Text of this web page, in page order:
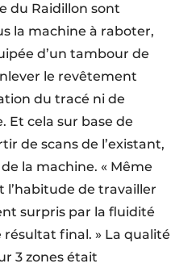
du Raidillon sont
la machine à raboter,
d’un tambour de
le revêtement
du tracé ni de
Et cela sur base de
de scans de l’existant,
la machine. « Même
l’habitude de travailler
surpris par la fluidité
final. » La qualité
3 zones était